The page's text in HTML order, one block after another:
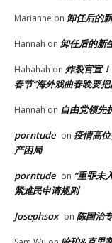
Marianne on 卸任后的
Hannah on 卸任后的新
Hahahah on 炸裂官宣
春节”海外戏曲春晚要
Hannah on 自由党领先
porntude on 疫情高
产困局
porntude on “重罪未
紧难民申请规则
Josephsox on 陈国治